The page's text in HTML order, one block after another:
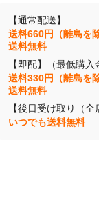
【通常配送】
送料660円（離島を
送料無料
【即配】（最低購入
送料330円（離島を
送料無料
【後日受け取り（全
いつでも送料無料